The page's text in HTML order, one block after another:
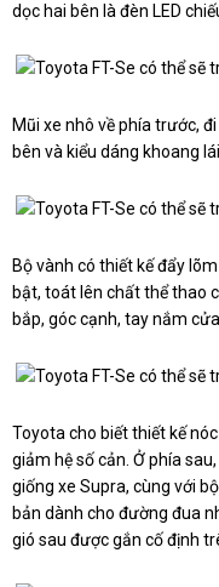
dọc hai bên là đèn LED
Mũi xe nhô về phía trước,
bên và kiểu dáng khoang
Bộ vành có thiết kế đẩy
bật, toát lên chất thể thao
bắp, góc cạnh, tay nắm
Toyota cho biết thiết kế
giảm hệ số cản. Ở phía
giống xe Supra, cùng với
bản dành cho đường đua
gió sau được gắn cố định